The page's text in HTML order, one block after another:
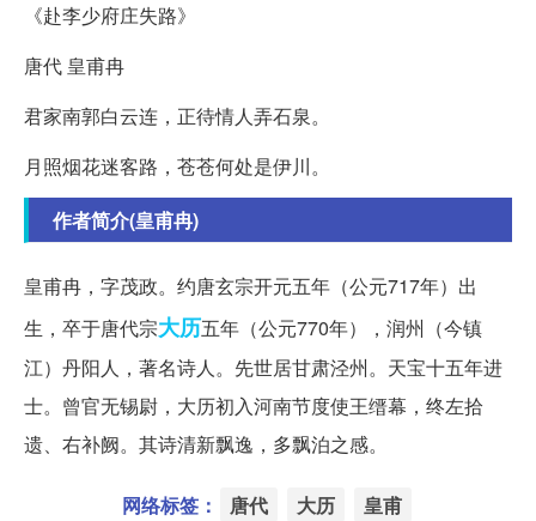
《赴李少府庄失路》
唐代 皇甫冉
君家南郭白云连，正待情人弄石泉。
月照烟花迷客路，苍苍何处是伊川。
作者简介(皇甫冉)
皇甫冉，字茂政。约唐玄宗开元五年（公元717年）出
生，卒于唐代宗大历五年（公元770年），润州（今镇
江）丹阳人，著名诗人。先世居甘肃泾州。天宝十五年进
士。曾官无锡尉，大历初入河南节度使王缙幕，终左拾
遗、右补阙。其诗清新飘逸，多飘泊之感。
网络标签： 唐代 大历 皇甫